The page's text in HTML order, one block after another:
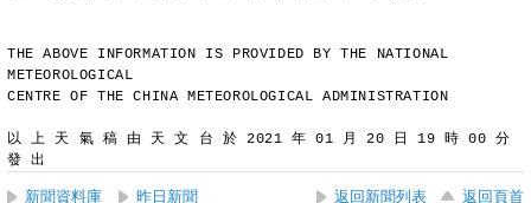
THE ABOVE INFORMATION IS PROVIDED BY THE NATIONAL
METEOROLOGICAL
CENTRE OF THE CHINA METEOROLOGICAL ADMINISTRATION
以 上 天 氣 稿 由 天 文 台 於 2021 年 01 月 20 日 19 時 00 分
發 出
新聞資料庫 昨日新聞 返回新聞列表 返回頁首